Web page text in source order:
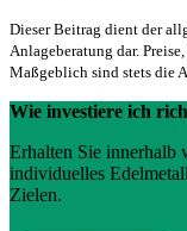
Dieser Beitrag dient der
Anlageberatung dar.
Maßgeblich sind stets die
Wie investiere ich
Erhalten Sie innerhalb
individuelles
Zielen.